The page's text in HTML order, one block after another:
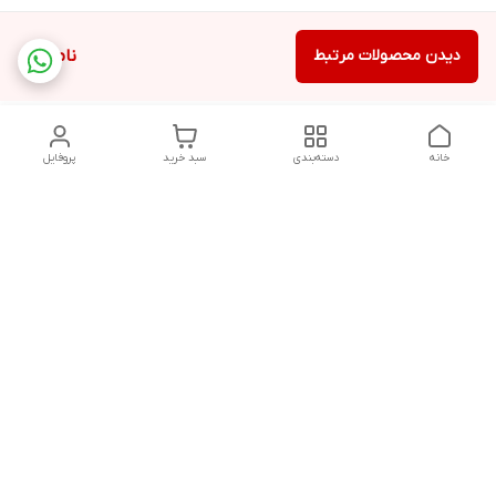
ناموجود دیدن محصولات مرتبط
پروفایل سبد خرید دسته‌بندی خانه